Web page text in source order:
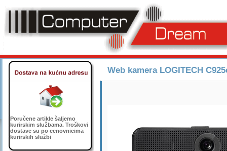
Poručene artikle šaljemo
kurirskim službama. Troškovi
dostave su po cenovnicima
kurirskih službi
Web kamera LOGITECH